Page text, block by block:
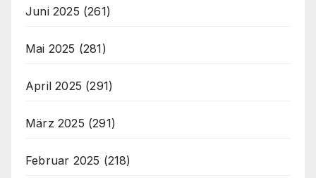
Juni 2025 (261)
Mai 2025 (281)
April 2025 (291)
März 2025 (291)
Februar 2025 (218)